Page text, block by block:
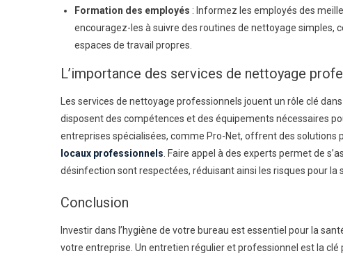
Formation des employés : Informez les employés des
encouragez-les à suivre des routines de nettoyage simples,
espaces de travail propres.
L’importance des services de nettoyage
Les services de nettoyage professionnels jouent un rôle clé
disposent des compétences et des équipements nécessaires
entreprises spécialisées, comme Pro-Net, offrent des solutions
locaux professionnels . Faire appel à des experts permet de
désinfection sont respectées, réduisant ainsi les risques pour la
Conclusion
Investir dans l’hygiène de votre bureau est essentiel pour la
votre entreprise. Un entretien régulier et professionnel est la